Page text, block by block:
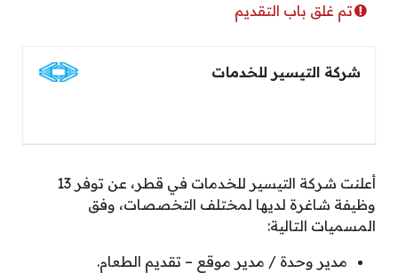
تم غلق باب التقديم
شركة التيسير للخدمات
أعلنت شركة التيسير للخدمات في قطر، عن توفر 13
وظيفة شاغرة لديها لمختلف التخصصات، وفق
المسميات التالية:
مدير وحدة / مدير موقع – تقديم الطعام.